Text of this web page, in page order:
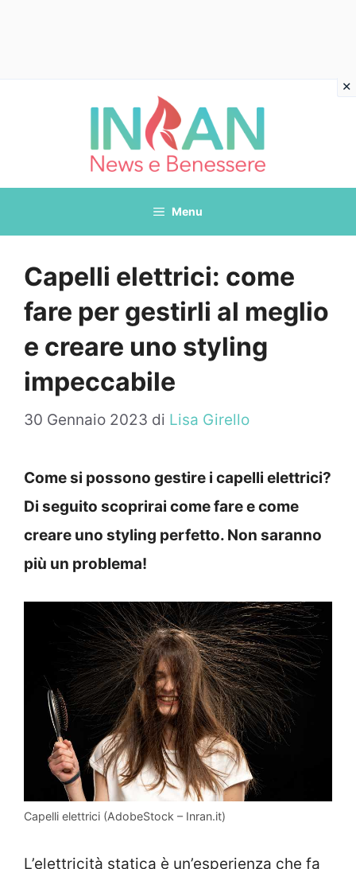
Menu
Capelli elettrici: come
fare per gestirli al meglio
e creare uno styling
impeccabile
30 Gennaio 2023 di Lisa Girello
Come si possono gestire i capelli elettrici?
Di seguito scoprirai come fare e come
creare uno styling perfetto. Non saranno
più un problema!
Capelli elettrici (AdobeStock – Inran.it)
L’elettricità statica è un’esperienza che fa